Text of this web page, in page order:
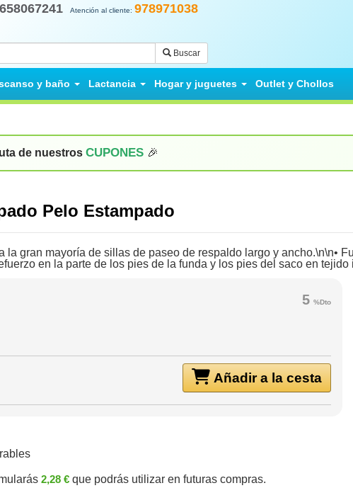
Atención al cliente: 978971038
Buscar
y baño Lactancia Hogar y juguetes Outlet y Chollos
de nuestros CUPONES 🎉
Pelo Estampado
la gran mayoría de sillas de paseo de respaldo largo y ancho.\n\n•
en la parte de los pies de la funda y los pies del saco en tejido
5 %Dto
Añadir a la cesta
2,28 € que podrás utilizar en futuras compras.